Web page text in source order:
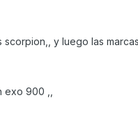
y luego las
900 ,,